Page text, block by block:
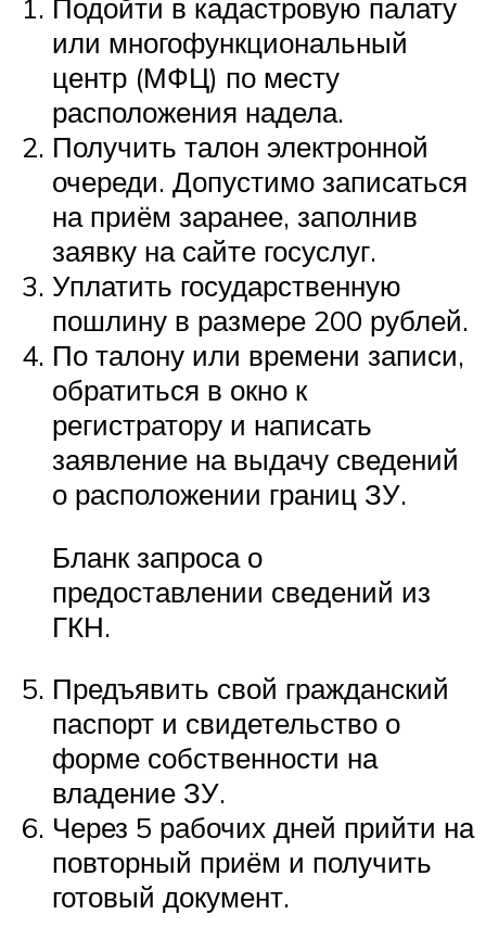
Подойти в кадастровую палату
или многофункциональный
центр (МФЦ) по месту
расположения надела.
Получить талон электронной
очереди. Допустимо записаться
на приём заранее, заполнив
заявку на сайте госуслуг.
Уплатить государственную
пошлину в размере 200 рублей.
По талону или времени записи,
обратиться в окно к
регистратору и написать
заявление на выдачу сведений
о расположении границ ЗУ.
Бланк запроса о
предоставлении сведений из
ГКН.
Предъявить свой гражданский
паспорт и свидетельство о
форме собственности на
владение ЗУ.
Через 5 рабочих дней прийти на
повторный приём и получить
готовый документ.